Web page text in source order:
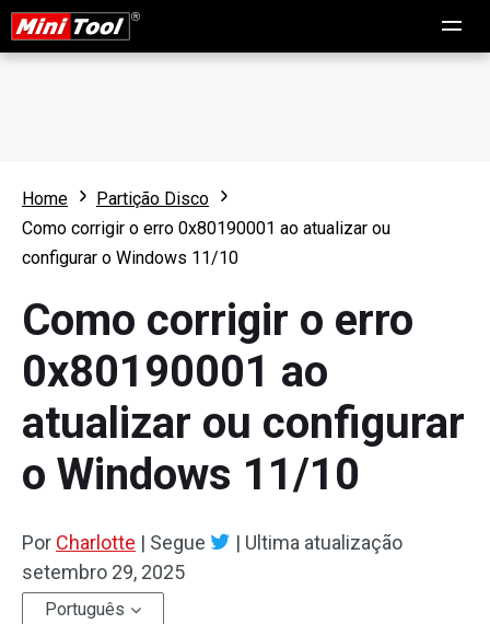
Home
Partição Disco
Como corrigir o erro 0x80190001 ao atualizar ou
configurar o Windows 11/10
Como corrigir o erro
0x80190001 ao
atualizar ou configurar
o Windows 11/10
Por Charlotte | Segue | Ultima atualização
setembro 29, 2025
Português